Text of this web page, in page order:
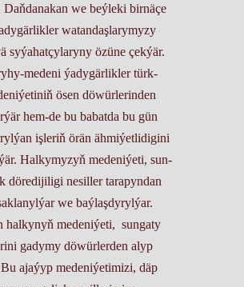
Daň­da­na­kan we beý­le­ki bir­nä­çe
wa­tan­daş­la­ry­my­zy
sy­ýa­hat­çy­la­ry­ny özü­ne çek­ýär.
me­de­ni ýa­dy­gär­lik­ler türk­
ösen dö­wür­le­rin­den
hem-de bu ba­bat­da bu gün
iş­le­riň örän äh­miýet­li­di­gi­ni
Hal­ky­my­zyň me­de­ni­ýe­ti, sun­
dö­re­di­ji­li­gi nesil­ler ta­ra­pyn­dan
we baý­laş­dy­ryl­ýar.
halkynyň medeniýeti, sungaty
gadymy döwürlerden alyp
ajaýyp medeniýetimizi, däp